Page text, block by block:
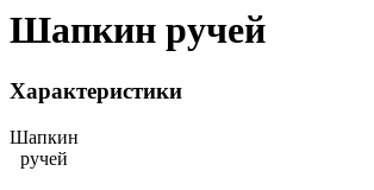
Шапкин ручей
Характеристики
Шапкин
ручей